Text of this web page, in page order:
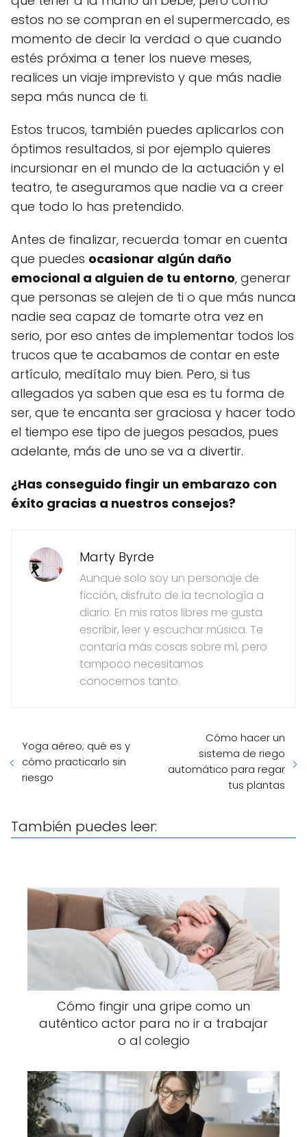
estos no se compran en el supermercado, es
momento de decir la verdad o que cuando
estés próxima a tener los nueve meses,
realices un viaje imprevisto y que más nadie
sepa más nunca de ti.
Estos trucos, también puedes aplicarlos con
óptimos resultados, si por ejemplo quieres
incursionar en el mundo de la actuación y el
teatro, te aseguramos que nadie va a creer
que todo lo has pretendido.
Antes de finalizar, recuerda tomar en cuenta
que puedes ocasionar algún daño
emocional a alguien de tu entorno, generar
que personas se alejen de ti o que más nunca
nadie sea capaz de tomarte otra vez en
serio, por eso antes de implementar todos los
trucos que te acabamos de contar en este
artículo, medítalo muy bien. Pero, si tus
allegados ya saben que esa es tu forma de
ser, que te encanta ser graciosa y hacer todo
el tiempo ese tipo de juegos pesados, pues
adelante, más de uno se va a divertir.
¿Has conseguido fingir un embarazo con
éxito gracias a nuestros consejos?
Marty Byrde
Aunque solo soy un personaje de
ficción, disfruto de la tecnología a
diario. En mis ratos libres me gusta
escribir, leer y escuchar música. Te
contaría más cosas sobre mí, pero
tampoco necesitamos
conocernos tanto.
Yoga aéreo; qué es y
cómo practicarlo sin
riesgo
Cómo hacer un
sistema de riego
automático para regar
tus plantas
También puedes leer:
Cómo fingir una gripe como un
auténtico actor para no ir a trabajar
o al colegio